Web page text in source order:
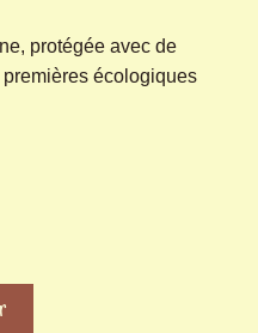
protégée avec de
premières écologiques